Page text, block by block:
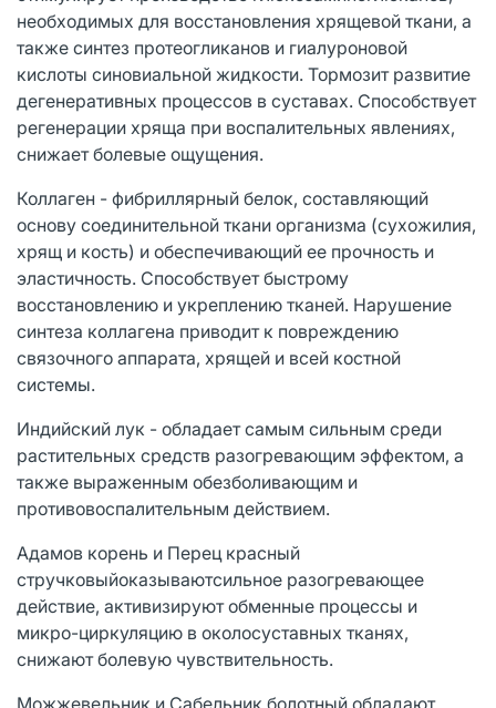
необходимых для восстановления хрящевой ткани, а
также синтез протеогликанов и гиалуроновой
кислоты синовиальной жидкости. Тормозит развитие
дегенеративных процессов в суставах. Способствует
регенерации хряща при воспалительных явлениях,
снижает болевые ощущения.
Коллаген - фибриллярный белок, составляющий
основу соединительной ткани организма (сухожилия,
хрящ и кость) и обеспечивающий ее прочность и
эластичность. Способствует быстрому
восстановлению и укреплению тканей. Нарушение
синтеза коллагена приводит к повреждению
связочного аппарата, хрящей и всей костной
системы.
Индийский лук - обладает самым сильным среди
растительных средств разогревающим эффектом, а
также выраженным обезболивающим и
противовоспалительным действием.
Адамов корень и Перец красный
стручковыйоказываютсильное разогревающее
действие, активизируют обменные процессы и
микро-циркуляцию в околосуставных тканях,
снижают болевую чувствительность.
Можжевельник и Сабельник болотный обладают